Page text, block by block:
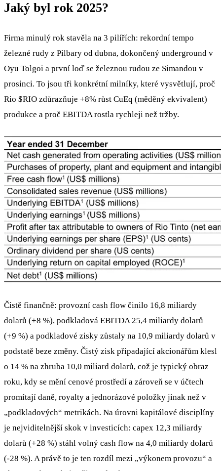
Jaký byl rok 2025?
Firma minulý rok stavěla na 3 pilířích: rekordní tempo
železné rudy z Pilbary od dubna, dokončený underground v
Oyu Tolgoi a první loď se železnou rudou ze Simandou v
prosinci. To jsou tři konkrétní milníky, které vysvětlují, proč
Rio $RIO zdůrazňuje +8% růst CuEq (měděný ekvivalent)
produkce a proč EBITDA rostla rychleji než tržby.
Čistě finančně: provozní cash flow činilo 16,8 miliardy
dolarů (+8 %), podkladová EBITDA 25,4 miliardy dolarů
(+9 %) a podkladové zisky zůstaly na 10,9 miliardy dolarů v
podstatě beze změny. Čistý zisk připadající akcionářům klesl
o 14 % na zhruba 10,0 miliard dolarů, což je typický obraz
roku, kdy se mění cenové prostředí a zároveň se v účtech
promítají daně, royalty a jednorázové položky jinak než v
„podkladových“ metrikách. Na úrovni kapitálové disciplíny
je nejviditelnější skok v investicích: capex 12,3 miliardy
dolarů (+28 %) stáhl volný cash flow na 4,0 miliardy dolarů
(-28 %). A právě to je ten rozdíl mezi „výkonem provozu“ a